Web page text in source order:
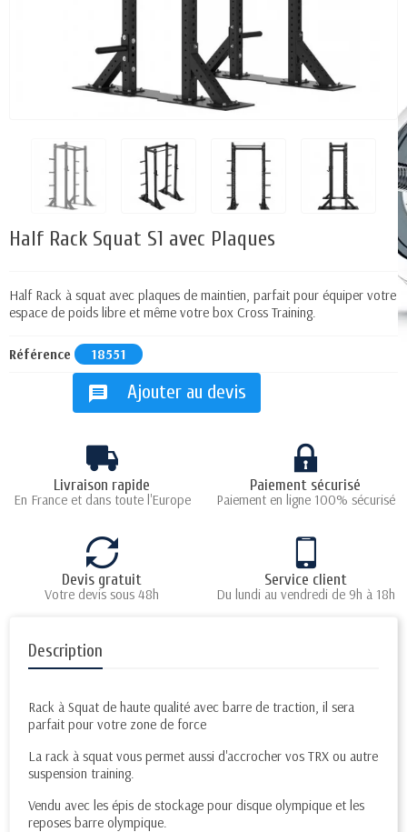
Half Rack Squat S1 avec Plaques
Half Rack à squat avec plaques de maintien, parfait pour équiper votre
espace de poids libre et même votre box Cross Training.
Référence 18551
message Ajouter au devis
Livraison rapide
En France et dans toute l'Europe
Paiement sécurisé
Paiement en ligne 100% sécurisé
Devis gratuit
Votre devis sous 48h
Service client
Du lundi au vendredi de 9h à 18h
Description
Rack à Squat de haute qualité avec barre de traction, il sera
parfait pour votre zone de force
La rack à squat vous permet aussi d'accrocher vos TRX ou autre
suspension training.
Vendu avec les épis de stockage pour disque olympique et les
reposes barre olympique.